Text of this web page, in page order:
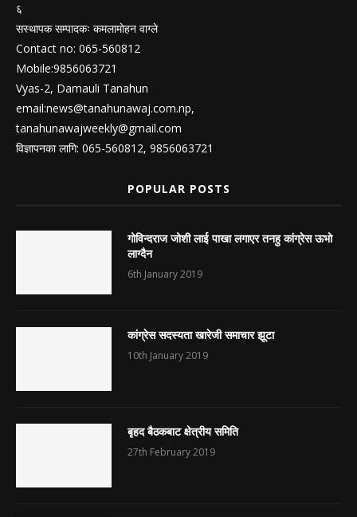
६
सस्थापक सम्पादकः कमलामोहन वाग्ले
Contact no: 065-560812
Mobile:9856063721
Vyas-2, Damauli Tanahun
email:news@tanahunawaj.com.np,
tanahunawajweekly@gmail.com
विज्ञापनका लागि: 065-560812, 9856063721
POPULAR POSTS
गोविन्दराज जोशी लाई पाखा लगाएर तनहु कांग्रेस ऊभो
लाग्दैन
6th January 2019
कांग्रेस सदस्यता खारेजी समाचार झूटा
10th January 2019
बृहद बैठकबाट क्षेत्रीय समिति
27th February 2019